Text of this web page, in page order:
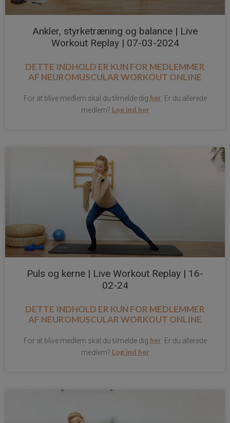
Ankler, styrketræning og balance | Live
Workout Replay | 07-03-2024
DETTE INDHOLD ER KUN FOR MEDLEMMER
AF NEUROMUSCULAR WORKOUT ONLINE
For at blive medlem skal du tilmelde dig her. Er du allerede
medlem? Log ind her
Puls og kerne | Live Workout Replay | 16-
02-24
DETTE INDHOLD ER KUN FOR MEDLEMMER
AF NEUROMUSCULAR WORKOUT ONLINE
For at blive medlem skal du tilmelde dig her. Er du allerede
medlem? Log ind her